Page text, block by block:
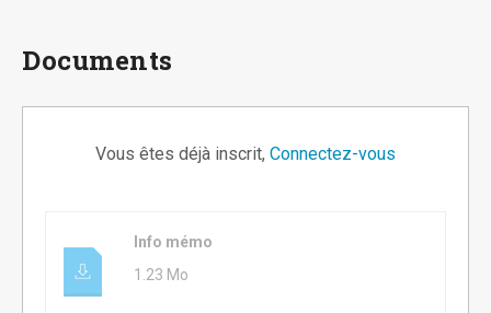
Documents
Vous êtes déjà inscrit, Connectez-vous
Info mémo
1.23 Mo